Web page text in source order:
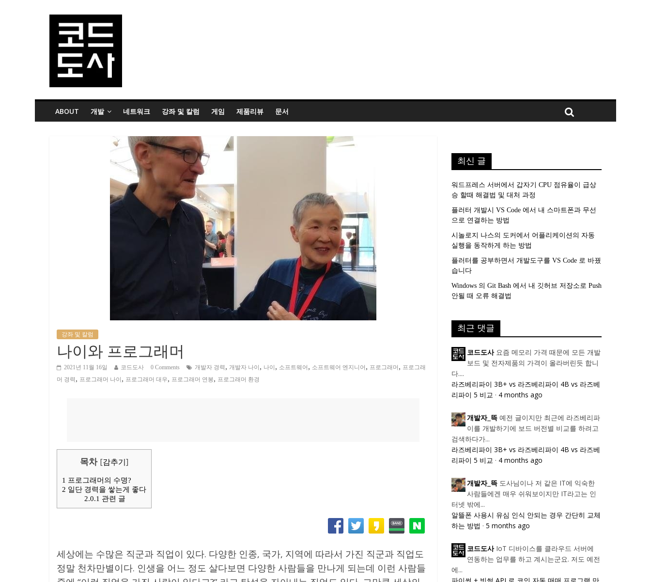
ABOUT 개발 네트워크 강좌 및 칼럼 게임 제품리뷰 문서
강좌 및 칼럼
나이와 프로그래머
2021년 11월 16일 코드도사 0 Comments 개발자 경력 , 개발자 나이 , 나이 , 소프트웨어 , 소프트웨어 엔지니어 , 프로그래머 , 프로그래
머 경력 , 프로그래머 나이 , 프로그래머 대우, 프로그래머 연봉, 프로그래머 환경
목차 [감추기]
1 프로그래머의 수명?
2 일단 경력을 쌓는게 좋다
2.0.1 관련 글
세상에는 수많은 직군과 직업이 있다. 다양한 인종, 국가, 지역에 따라서 가진 직군과 직업도
정말 천차만별이다. 인생을 어느 정도 살다보면 다양한 사람들을 만나게 되는데 이런 사람들
최신 글
워드프레스 서버에서 갑자기 CPU 점유율이 급상
승 할때 해결법 및 대처 과정
플러터 개발시 VS Code 에서 내 스마트폰과 무선
으로 연결하는 방법
시놀로지 나스의 도커에서 어플리케이션의 자동
실행을 동작하게 하는 방법
플러터를 공부하면서 개발도구를 VS Code 로 바꿨
습니다
Windows 의 Git Bash 에서 내 깃허브 저장소로 Push
안될 때 오류 해결법
최근 댓글
코드도사 요즘 메모리 가격 때문에 모든 개발
보드 및 전자제품의 가격이 올라버린듯 합니
다....
라즈베리파이 3B+ vs 라즈베리파이 4B vs 라즈베
리파이 5 비교 · 4 months ago
개발자_뜩 예전 글이지만 최근에 라즈베리파
이를 개발하기에 보드 버전별 비교를 하려고
검색하다가...
라즈베리파이 3B+ vs 라즈베리파이 4B vs 라즈베
리파이 5 비교 · 4 months ago
개발자_뜩 도사님이나 저 같은 IT에 익숙한
사람들에겐 매우 쉬워보이지만 IT라고는 인
터넷 밖에...
알뜰폰 사용시 유심 인식 안되는 경우 간단히 교체
하는 방법 · 5 months ago
코드도사 IoT 디바이스를 클라우드 서버에
연동하는 업무를 하고 계시는군요. 저도 예전
에...